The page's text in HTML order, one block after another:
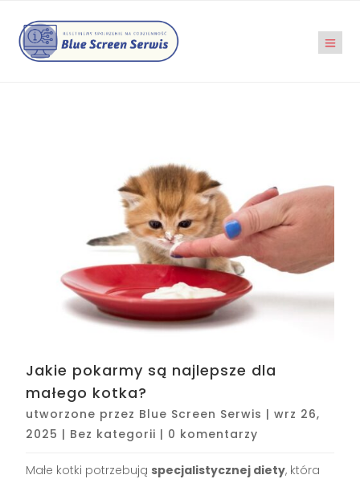
Jakie pokarmy są najlepsze dla
małego kotka?
utworzone przez Blue Screen Serwis |wrz 26,
2025 | Bez kategorii | 0 komentarzy
Małe kotki potrzebują specjalistycznej diety, która